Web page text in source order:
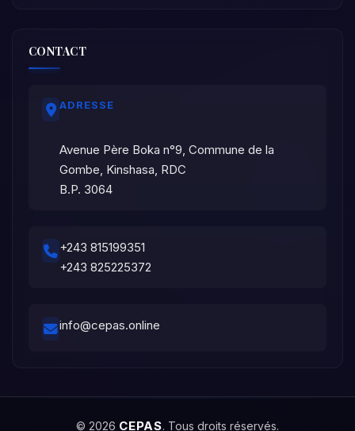
CONTACT
ADRESSE
Avenue Père Boka n°9, Commune de la
Gombe, Kinshasa, RDC
B.P. 3064
+243 815199351
+243 825225372
info@cepas.online
© 2026 CEPAS. Tous droits réservés.